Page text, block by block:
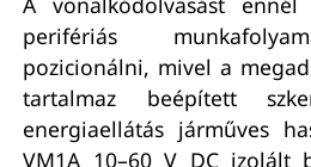
perifériás
pozicionálni, mivel a
tartalmaz beépített
energiaellátás járműves
VM1A 10–60 V DC izolált